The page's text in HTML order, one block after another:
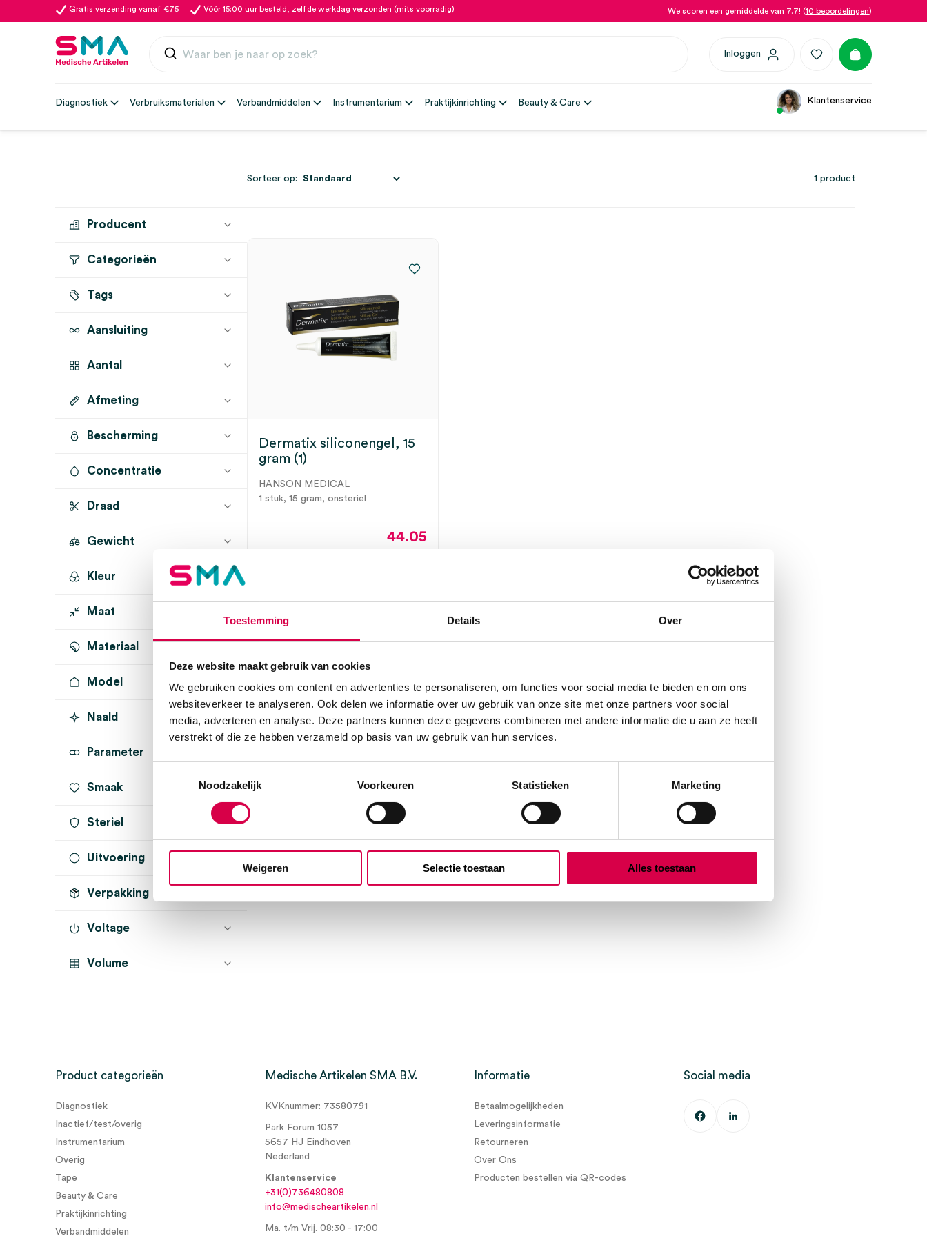
Toestemming Details Over
Deze website maakt gebruik van cookies
We gebruiken cookies om content en advertenties te personaliseren, om functies voor social media te bieden en om ons
websiteverkeer te analyseren. Ook delen we informatie over uw gebruik van onze site met onze partners voor social
media, adverteren en analyse. Deze partners kunnen deze gegevens combineren met andere informatie die u aan ze heeft
verstrekt of die ze hebben verzameld op basis van uw gebruik van hun services.
Noodzakelijk
Voorkeuren Statistieken Marketing
Weigeren Selectie toestaan Alles toestaan
Gratis verzending vanaf €75 Vóór 15:00 uur besteld, zelfde werkdag verzonden (mits voorradig) We scoren een gemiddelde van 7.7! (10 beoordelingen)
Inloggen
Diagnostiek Verbruiksmaterialen Verbandmiddelen Instrumentarium Praktijkinrichting Beauty & Care Klantenservice
Producent
HANSON MEDICAL
Categorieën
Hechtlijm
Tags
Aansluiting
Aantal
1 stuk (1)
Afmeting
Bescherming
Concentratie
Draad
Gewicht
15 gram (1)
Kleur
Maat
Materiaal
Model
Naald
Parameter
Smaak
Steriel
onsteriel (1)
Uitvoering
Verpakking
Voltage
Volume
1 product
Sorteer op:
Dermatix siliconengel, 15
gram (1)
HANSON MEDICAL
1 stuk, 15 gram, onsteriel
44.05
Product categorieën
Diagnostiek
Inactief/test/overig
Instrumentarium
Overig
Tape
Beauty & Care
Praktijkinrichting
Verbandmiddelen
Medische Artikelen SMA B.V.
KVKnummer: 73580791
Park Forum 1057
5657 HJ Eindhoven
Nederland
Klantenservice
+31(0)736480808
info@medischeartikelen.nl
Ma. t/m Vrij. 08:30 - 17:00
Informatie
Betaalmogelijkheden
Leveringsinformatie
Retourneren
Over Ons
Producten bestellen via QR-codes
Social media